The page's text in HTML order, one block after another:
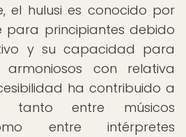
el hulusi es conocido por
para principiantes debido
y su capacidad para
armoniosos con relativa
ha contribuido a
tanto entre músicos
entre intérpretes